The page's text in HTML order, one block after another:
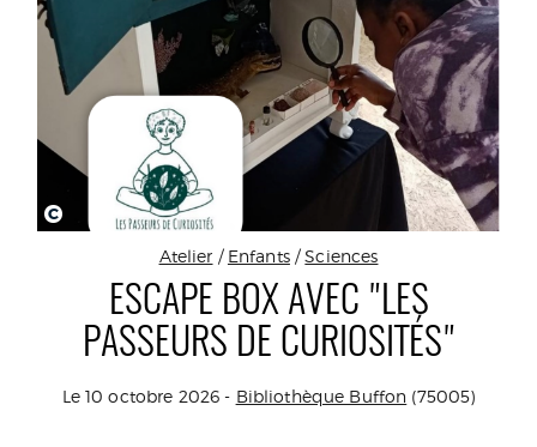
C
Atelier / Enfants/Sciences
ESCAPE BOX AVEC "LES
PASSEURS DE CURIOSITÉS"
Le 10 octobre 2026 - Bibliothèque Buffon (75005)